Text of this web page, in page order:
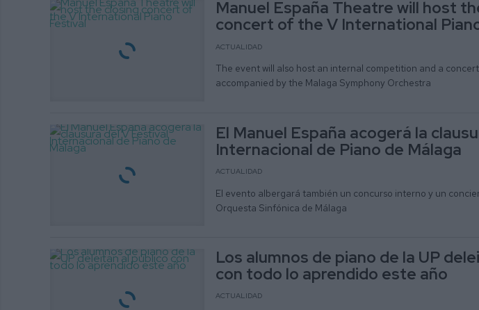
Manuel España Theatre will host
concert of the V International
ACTUALIDAD
The event will also host an internal competition and a
accompanied by the Malaga Symphony Orchestra
El Manuel España acogerá la
Internacional de Piano de Málaga
ACTUALIDAD
El evento albergará también un concurso interno y un
Orquesta Sinfónica de Málaga
Los alumnos de piano de la UP
con todo lo aprendido este año
ACTUALIDAD